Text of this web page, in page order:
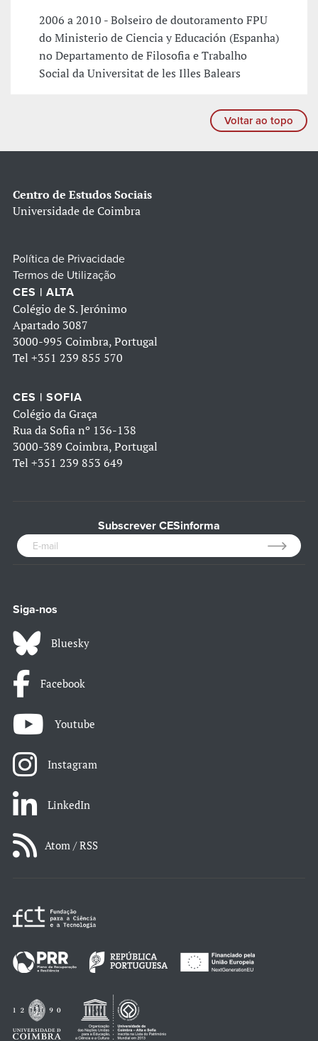
2006 a 2010 - Bolseiro de doutoramento FPU
do Ministerio de Ciencia y Educación (Espanha)
no Departamento de Filosofia e Trabalho
Social da Universitat de les Illes Balears
Voltar ao topo
Centro de Estudos Sociais
Universidade de Coimbra
Política de Privacidade
Termos de Utilização
CES | ALTA
Colégio de S. Jerónimo
Apartado 3087
3000-995 Coimbra, Portugal
Tel +351 239 855 570
CES | SOFIA
Colégio da Graça
Rua da Sofia nº 136-138
3000-389 Coimbra, Portugal
Tel +351 239 853 649
Subscrever CESinforma
Siga-nos
Bluesky
Facebook
Youtube
Instagram
LinkedIn
Atom / RSS